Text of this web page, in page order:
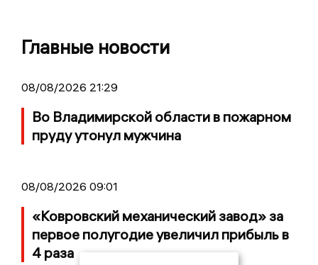
Главные новости
08/08/2026 21:29
Во Владимирской области в пожарном
пруду утонул мужчина
08/08/2026 09:01
«Ковровский механический завод» за
первое полугодие увеличил прибыль в
4 раза